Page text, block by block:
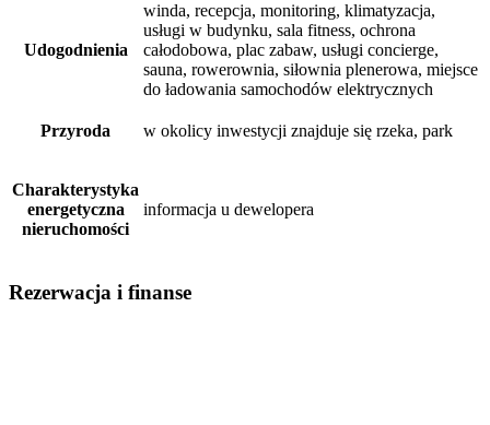
Udogodnienia
winda, recepcja, monitoring, klimatyzacja,
usługi w budynku, sala fitness, ochrona
całodobowa, plac zabaw, usługi concierge,
sauna, rowerownia, siłownia plenerowa, miejsce
do ładowania samochodów elektrycznych
Przyroda w okolicy inwestycji znajduje się rzeka, park
Charakterystyka
energetyczna
nieruchomości
informacja u dewelopera
Rezerwacja i finanse